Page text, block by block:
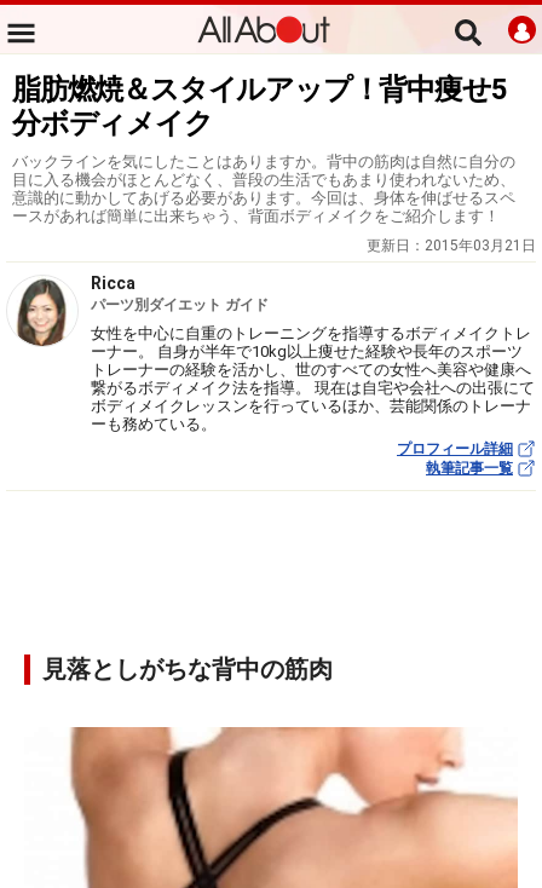
脂肪燃焼＆スタイルアップ！背中痩せ5
分ボディメイク
バックラインを気にしたことはありますか。背中の筋肉は自然に自分の
目に入る機会がほとんどなく、普段の生活でもあまり使われないため、
意識的に動かしてあげる必要があります。今回は、身体を伸ばせるスペ
ースがあれば簡単に出来ちゃう、背面ボディメイクをご紹介します！
更新日： 2015年03月21日
Ricca
パーツ別ダイエット ガイド
女性を中心に自重のトレーニングを指導するボディメイクトレ
ーナー。 自身が半年で10kg以上痩せた経験や長年のスポーツ
トレーナーの経験を活かし、世のすべての女性へ美容や健康へ
繋がるボディメイク法を指導。 現在は自宅や会社への出張にて
ボディメイクレッスンを行っているほか、芸能関係のトレーナ
ーも務めている。
プロフィール詳細
執筆記事一覧
見落としがちな背中の筋肉